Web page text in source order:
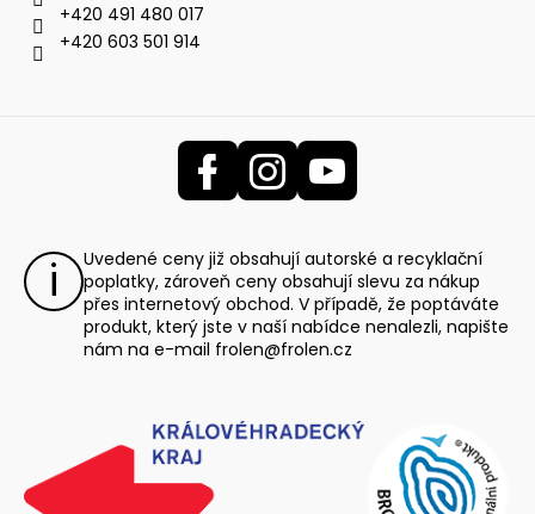
+420 491 480 017
+420 603 501 914
Uvedené ceny již obsahují autorské a recyklační
poplatky, zároveň ceny obsahují slevu za nákup
přes internetový obchod. V případě, že poptáváte
produkt, který jste v naší nabídce nenalezli, napište
nám na e-mail frolen@frolen.cz